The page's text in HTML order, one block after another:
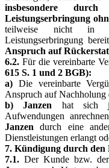
insbesondere
Leistungserbringung
teilweise nicht in
Leistungserbringung
Anspruch auf
6.2. Für die vereinbarte
615 S. 1 und 2 BGB):
a) Die vereinbarte
Anspruch auf Nachholung
b) Janzen hat sich
Aufwendungen
Janzen durch eine
Dienstleistungen erlangt
7. Kündigung durch den
7.1. Der Kunde bzw.